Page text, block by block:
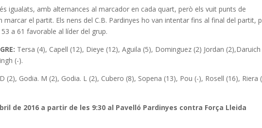
igualats, amb alternances al marcador en cada quart, però els vuit punts de
el partit. Els nens del C.B. Pardinyes ho van intentar fins al final del partit,
a 61 favorable al líder del grup.
Tersa (4), Capell (12), Dieye (12), Aguila (5), Dominguez (2) Jordan (2),Daruich
(-).
(2), Godia. M (2), Godia. L (2), Cubero (8), Sopena (13), Pou (-), Rosell (16), Riera
de 2016 a partir de les 9:30 al Pavelló Pardinyes contra Força Lleida